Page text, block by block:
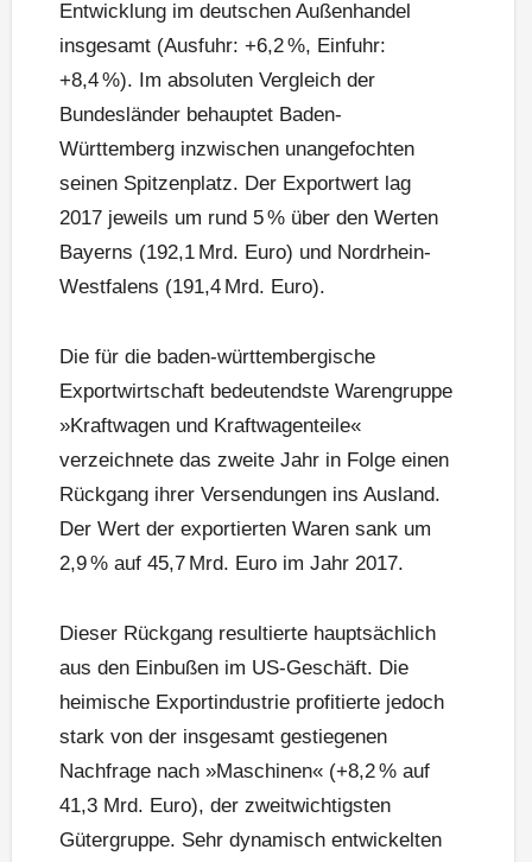
Entwicklung im deutschen Außenhandel
insgesamt (Ausfuhr: +6,2 %, Einfuhr:
+8,4 %). Im absoluten Vergleich der
Bundesländer behauptet Baden-
Württemberg inzwischen unangefochten
seinen Spitzenplatz. Der Exportwert lag
2017 jeweils um rund 5 % über den Werten
Bayerns (192,1 Mrd. Euro) und Nordrhein-
Westfalens (191,4 Mrd. Euro).
Die für die baden-württembergische
Exportwirtschaft bedeutendste Warengruppe
»Kraftwagen und Kraftwagenteile«
verzeichnete das zweite Jahr in Folge einen
Rückgang ihrer Versendungen ins Ausland.
Der Wert der exportierten Waren sank um
2,9 % auf 45,7 Mrd. Euro im Jahr 2017.
Dieser Rückgang resultierte hauptsächlich
aus den Einbußen im US-Geschäft. Die
heimische Exportindustrie profitierte jedoch
stark von der insgesamt gestiegenen
Nachfrage nach »Maschinen« (+8,2 % auf
41,3 Mrd. Euro), der zweitwichtigsten
Gütergruppe. Sehr dynamisch entwickelten